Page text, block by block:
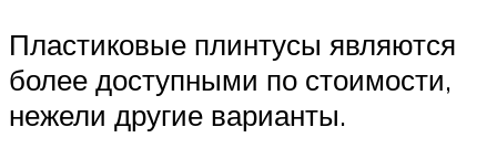
Пластиковые плинтусы являются
более доступными по стоимости,
нежели другие варианты.